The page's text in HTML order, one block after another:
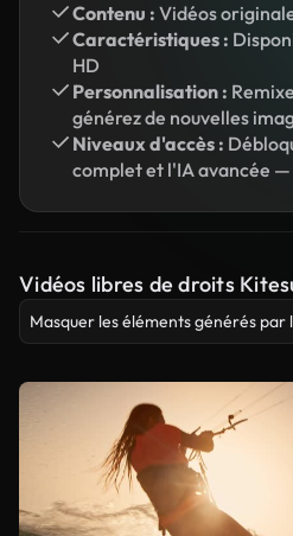
Contenu : Vidéos
Caractéristiques :
HD
Personnalisation :
générez de nouvelles
Niveaux d'accès :
complet et l'IA avancée —
Vidéos libres de droits
Masquer les éléments générés par